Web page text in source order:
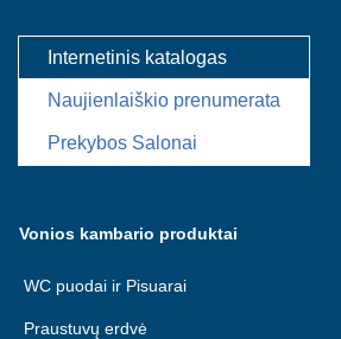
Internetinis katalogas
Naujienlaiškio prenumerata
Prekybos Salonai
Vonios kambario produktai
WC puodai ir Pisuarai
Praustuvų erdvė